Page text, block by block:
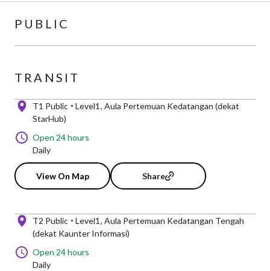
PUBLIC
TRANSIT
T1 Public Level1 Aula Pertemuan Kedatangan (dekat
StarHub)
Open 24 hours
Daily
View On Map Share
T2 Public Level1 Aula Pertemuan Kedatangan Tengah
(dekat Kaunter Informasi)
Open 24 hours
Daily